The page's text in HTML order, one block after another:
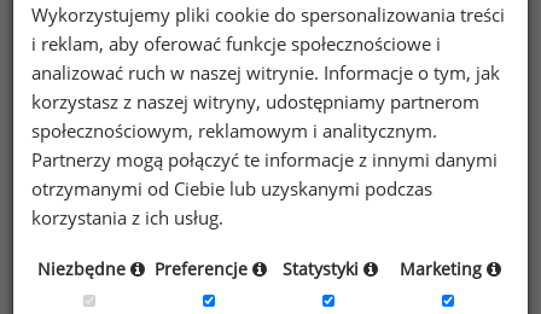
do 50% zniżki na najnowsze raporty,
e-booki o motywowaniu,
oraz inne korzyści.
Dowiedz się więcej
Wybierz opcję dostosowana do Twoich
Wykorzystujemy pliki cookie do spersonalizowania treści
i reklam, aby oferować funkcje społecznościowe i
analizować ruch w naszej witrynie. Informacje o tym, jak
korzystasz z naszej witryny, udostępniamy partnerom
społecznościowym, reklamowym i analitycznym.
Partnerzy mogą połączyć te informacje z innymi danymi
otrzymanymi od Ciebie lub uzyskanymi podczas
korzystania z ich usług.
Niezbędne Preferencje Statystyki Marketing